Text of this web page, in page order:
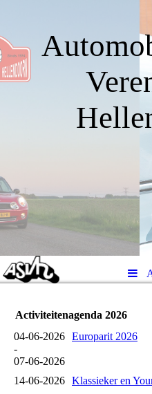
Activiteitenagenda 2026
04-06-2026
-
07-06-2026
Europarit 2026
14-06-2026 Klassieker en